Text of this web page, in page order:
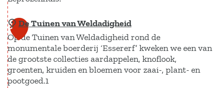
z
e
n
n
t
r
a
l
e
i
a
i
r
e
i
o
r
m
a
l
i
g
L
e
p
r
o
8 De Tuinen van Weldadigheid
Op de Tuinen van Weldadigheid rond de
monumentale boerderij ‘Essererf’ kweken we een van
de grootste collecties aardappelen, knoflook,
groenten, kruiden en bloemen voor zaai-, plant- en
pootgoed.1